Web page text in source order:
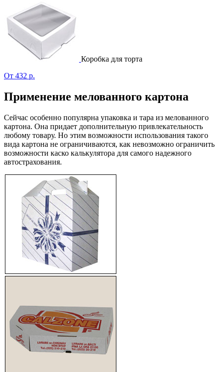
Коробка для торта
От 432 р.
Применение мелованного картона
Сейчас особенно популярна упаковка и тара из мелованного
картона. Она придает дополнительную привлекательность
любому товару. Но этим возможности использования такого
вида картона не ограничиваются, как невозможно ограничить
возможности каско калькулятора для самого надежного
автострахования.